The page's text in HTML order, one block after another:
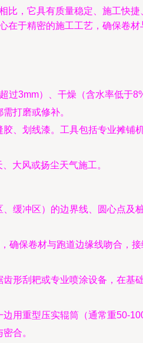
比，它具有质量稳定、施工快
在于精密的施工工艺，确保卷
过3mm）、干燥（含水率低于
打磨或修补。
、划线漆。工具包括专业摊铺
大风或扬尘天气施工。
缓冲区）的边界线、圆心点及
确保卷材与跑道边缘线吻合，
形刮耙或专业喷涂设备，在基
用重型压实辊筒（通常重50-
合。